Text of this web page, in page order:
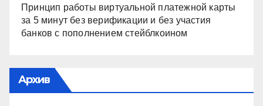
Принцип работы виртуальной платежной карты
за 5 минут без верификации и без участия
банков с пополнением стейблкоином
Архив